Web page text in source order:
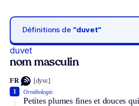
Définitions de “duvet“
duvet
nom masculin
FR [dyvɛ]
Ornithologie.
Petites plumes fines et douces
1